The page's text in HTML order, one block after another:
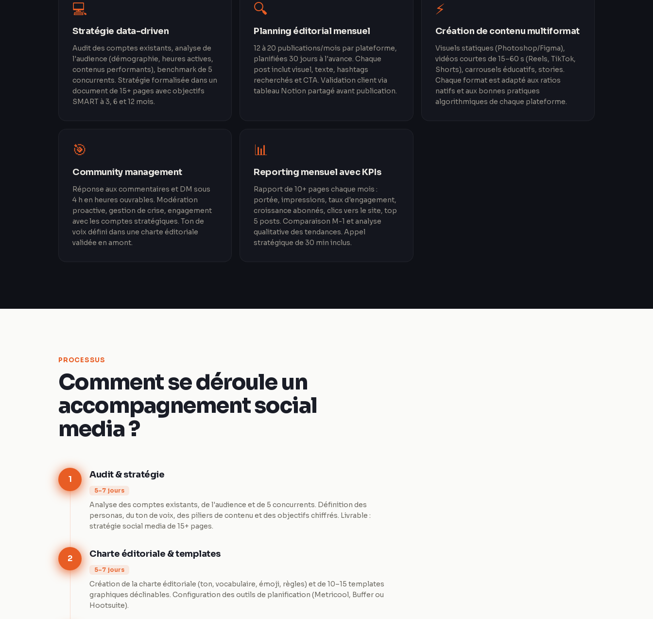
💻
Stratégie data-driven
Audit des comptes existants, analyse de
l'audience (démographie, heures actives,
contenus performants), benchmark de 5
concurrents. Stratégie formalisée dans un
document de 15+ pages avec objectifs
SMART à 3, 6 et 12 mois.
🔍
Planning éditorial mensuel
12 à 20 publications/mois par plateforme,
planifiées 30 jours à l'avance. Chaque
post inclut visuel, texte, hashtags
recherchés et CTA. Validation client via
tableau Notion partagé avant publication.
⚡
Création de contenu multiformat
Visuels statiques (Photoshop/Figma),
vidéos courtes de 15–60 s (Reels, TikTok,
Shorts), carrousels éducatifs, stories.
Chaque format est adapté aux ratios
natifs et aux bonnes pratiques
algorithmiques de chaque plateforme.
🎯
Community management
Réponse aux commentaires et DM sous
4 h en heures ouvrables. Modération
proactive, gestion de crise, engagement
avec les comptes stratégiques. Ton de
voix défini dans une charte éditoriale
validée en amont.
📊
Reporting mensuel avec KPIs
Rapport de 10+ pages chaque mois :
portée, impressions, taux d'engagement,
croissance abonnés, clics vers le site, top
5 posts. Comparaison M-1 et analyse
qualitative des tendances. Appel
stratégique de 30 min inclus.
PROCESSUS
Comment se déroule un
accompagnement social
media ?
1 Audit & stratégie
5–7 jours
Analyse des comptes existants, de l'audience et de 5 concurrents. Définition des
personas, du ton de voix, des piliers de contenu et des objectifs chiffrés. Livrable :
stratégie social media de 15+ pages.
2 Charte éditoriale & templates
5–7 jours
Création de la charte éditoriale (ton, vocabulaire, émoji, règles) et de 10–15 templates
graphiques déclinables. Configuration des outils de planification (Metricool, Buffer ou
Hootsuite).